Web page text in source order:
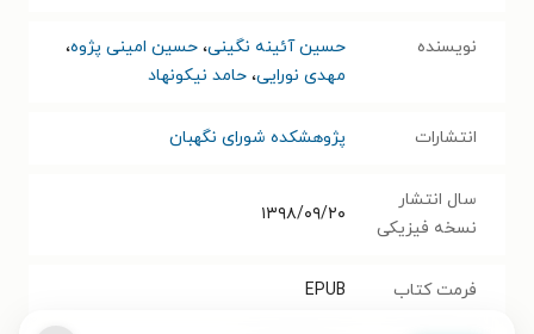
نویسنده حسین آئینه نگینی، حسین امینی پژوه،
مهدی نورایی، حامد نیکونهاد
انتشارات پژوهشکده شورای نگهبان
سال انتشار
نسخه فیزیکی
۱۳۹۸/۰۹/۲۰
فرمت کتاب EPUB